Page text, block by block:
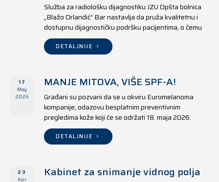
Služba za radiološku dijagnostiku JZU Opšta bolnica
„Blažo Orlandić“ Bar nastavlja da pruža kvalitetnu i
dostupnu dijagnostičku podršku pacijentima, o čemu
svjedoče i rezultati ostvareni u periodu od 1. januara
do 17. juna 2026. godine.
DETALJNIJE
17
May
2026
MANJE MITOVA, VIŠE SPF-A!
Građani su pozvani da se u okviru Euromelanoma
kompanije, odazovu besplatnim preventivnim
pregledima kože koji će se održati 18. maja 2026.
godine u jedanaest opština širom Crne Gore, kako u
državnim tako i u privatnim zdravstvenim ustanovama.
DETALJNIJE
23
Apr
Kabinet za snimanje vidnog polja